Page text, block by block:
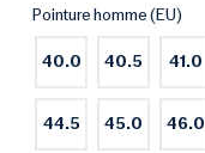
Pointure homme (EU)
40.0 40.5 41.0
44.5 45.0 46.0